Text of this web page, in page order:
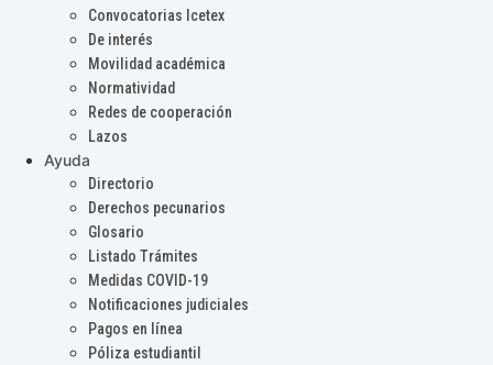
Convocatorias Icetex
De interés
Movilidad académica
Normatividad
Redes de cooperación
Lazos
Ayuda
Directorio
Derechos pecunarios
Glosario
Listado Trámites
Medidas COVID-19
Notificaciones judiciales
Pagos en línea
Póliza estudiantil